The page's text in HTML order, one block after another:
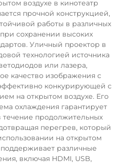
воздухе в кинотеатр
прочной конструкцией,
работы в различных
сохранении высоких
Уличный проектор в
технологией источника
или лазера,
качество изображения с
конкурирующей с
на открытом воздухе. Его
охлаждения гарантирует
течение продолжительных
перегрев, который
на открытом
поддерживает различные
включая HDMI, USB,